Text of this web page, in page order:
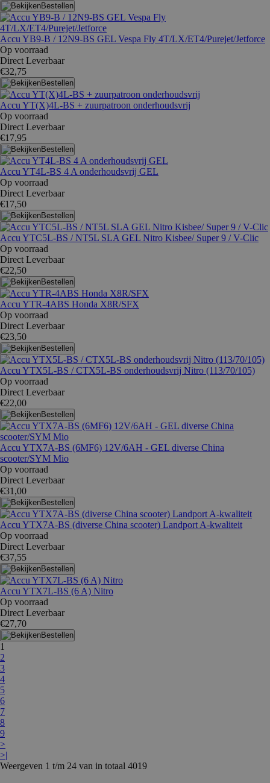
Bestellen
Accu YB9-B / 12N9-BS GEL Vespa Fly 4T/LX/ET4/Purejet/Jetforce
Op voorraad
Direct Leverbaar
€32,75
Bestellen
Accu YT(X)4L-BS + zuurpatroon onderhoudsvrij
Op voorraad
Direct Leverbaar
€17,95
Bestellen
Accu YT4L-BS 4 A onderhoudsvrij GEL
Op voorraad
Direct Leverbaar
€17,50
Bestellen
Accu YTC5L-BS / NT5L SLA GEL Nitro Kisbee/ Super 9 / V-Clic
Op voorraad
Direct Leverbaar
€22,50
Bestellen
Accu YTR-4ABS Honda X8R/SFX
Op voorraad
Direct Leverbaar
€23,50
Bestellen
Accu YTX5L-BS / CTX5L-BS onderhoudsvrij Nitro (113/70/105)
Op voorraad
Direct Leverbaar
€22,00
Bestellen
Accu YTX7A-BS (6MF6) 12V/6AH - GEL diverse China
scooter/SYM Mio
Op voorraad
Direct Leverbaar
€31,00
Bestellen
Accu YTX7A-BS (diverse China scooter) Landport A-kwaliteit
Op voorraad
Direct Leverbaar
€37,55
Bestellen
Accu YTX7L-BS (6 A) Nitro
Op voorraad
Direct Leverbaar
€27,70
Bestellen
1
2
3
4
5
6
7
8
9
>
>|
Weergeven 1 t/m 24 van in totaal 4019